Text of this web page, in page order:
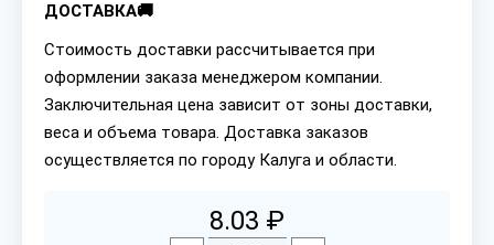
ДОСТАВКА🚚
Стоимость доставки рассчитывается при
оформлении заказа менеджером компании.
Заключительная цена зависит от зоны доставки,
веса и объема товара. Доставка заказов
осуществляется по городу Калуга и области.
8.03 ₽